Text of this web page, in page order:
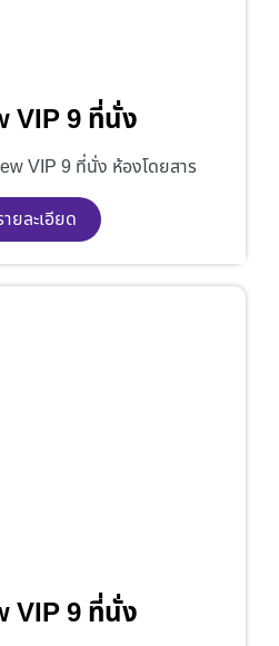
VIP 9 ที่นั่ง
VIP 9 ที่นั่ง ห้องโดยสาร
ยละเอียด
VIP 9 ที่นั่ง